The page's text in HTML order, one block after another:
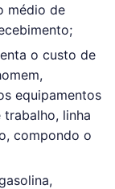
médio de
o custo de
equipamentos
linha
compondo o